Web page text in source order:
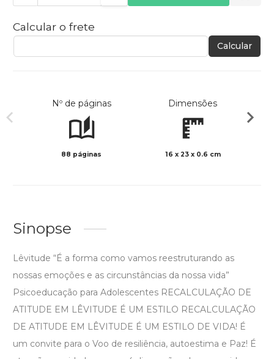
Calcular o frete
Calcular
Nº de páginas
88 páginas
Dimensões
16 x 23 x 0.6 cm
Sinopse
Lêvitude “É a forma como vamos reestruturando as
nossas emoções e as circunstâncias da nossa vida”
Psicoeducação para Adolescentes RECALCULAÇÃO DE
ATITUDE EM LÊVITUDE É UM ESTILO RECALCULAÇÃO
DE ATITUDE EM LÊVITUDE É UM ESTILO DE VIDA! É
um convite para o Voo de resiliência, autoestima e Paz! É